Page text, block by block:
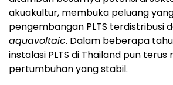
akuakultur, membuka peluang
pengembangan PLTS terdistribusi
aquavoltaic. Dalam beberapa
instalasi PLTS di Thailand pun
pertumbuhan yang stabil.